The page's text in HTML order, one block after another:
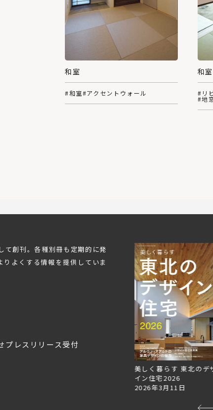
和室
#和室#アクセントウォール
和室
#リ
#地
て創刊。各種別冊も定期的に発
よくする情報を提供していま
プレスリリース受付
美しく暮らす 東北のデ
イン住宅2026
2026年3月11日